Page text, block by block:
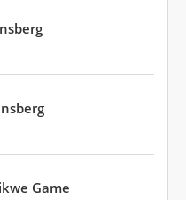
Game